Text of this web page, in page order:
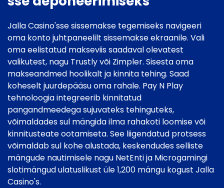
Jalla Casino'sse sissemakse tegemiseks navigeeri
oma konto juhtpaneelilt sissemakse ekraanile. Vali
oma eelistatud makseviis saadaval olevatest
valikutest, nagu Trustly või Zimpler. Sisesta oma
makseandmed hoolikalt ja kinnita tehing. Saad
koheselt juurdepääsu oma rahale. Pay N Play
tehnoloogia integreerib kinnitatud
pangandmeedega sujuvateks tehinguteks,
võimaldades sul mängida ilma rahakoti loomise või
kinnitusteate ootamiseta. See liigendatud protsess
võimaldab sul kohe alustada, keskendudes selliste
mängude nautimisele nagu NetEnti ja Microgamingi
slotimängud ulatuslikust üle 1,200 mängu kogust Jalla
Casino's.